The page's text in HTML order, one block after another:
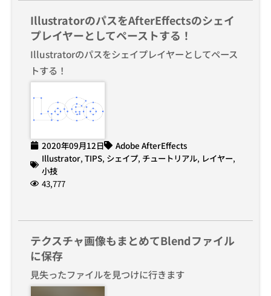
IllustratorのパスをAfterEffectsのシェイ
プレイヤーとしてペーストする！
Illustratorのパスをシェイプレイヤーとしてペース
トする！
2020年09月12日
Adobe AfterEffects
Illustrator, TIPS, シェイプ, チュートリアル, レイヤー,
小技
43,777
テクスチャ画像もまとめてBlendファイル
に保存
見失ったファイルを見つけに行きます